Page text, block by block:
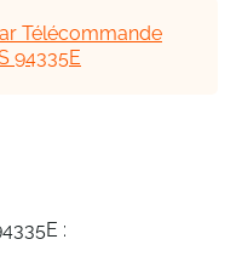
Télécommande
94335E
: